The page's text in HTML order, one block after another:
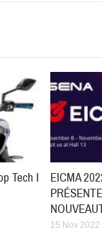
Tech I
EICMA
15 Nov 2022